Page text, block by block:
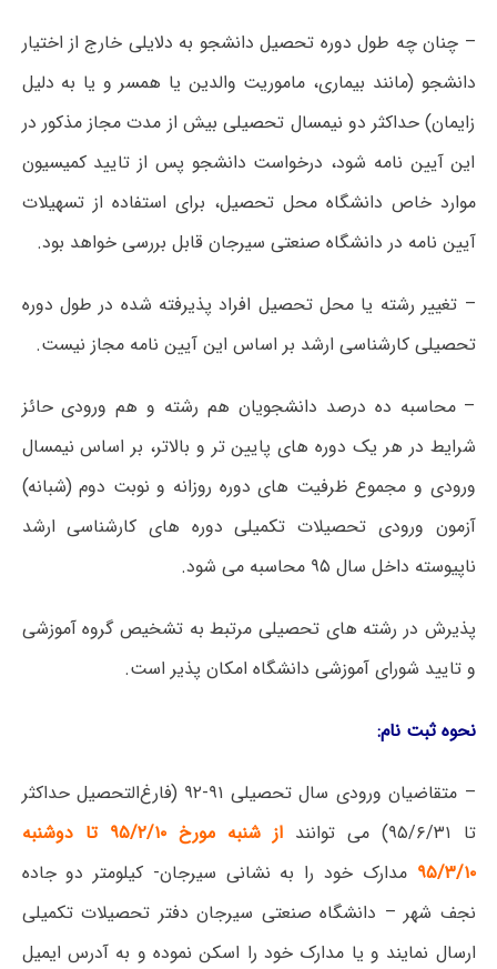
– چنان چه طول دوره تحصیل دانشجو به دلایلی خارج از اختیار
دانشجو (مانند بیماری، ماموریت والدین یا همسر و یا به دلیل
زایمان) حداکثر دو نیمسال تحصیلی بیش از مدت مجاز مذکور در
این آیین نامه شود، درخواست دانشجو پس از تایید کمیسیون
موارد خاص دانشگاه محل تحصیل، برای استفاده از تسهیلات
آیین نامه در دانشگاه صنعتی سیرجان قابل بررسی خواهد بود.
– تغییر رشته یا محل تحصیل افراد پذیرفته شده در طول دوره
تحصیلی کارشناسی ارشد بر اساس این آیین نامه مجاز نیست.
– محاسبه ده درصد دانشجویان هم رشته و هم ورودی حائز
شرایط در هر یک دوره های پایین تر و بالاتر، بر اساس نیمسال
ورودی و مجموع ظرفیت های دوره روزانه و نوبت دوم (شبانه)
آزمون ورودی تحصیلات تکمیلی دوره های کارشناسی ارشد
ناپیوسته داخل سال ۹۵ محاسبه می شود.
پذیرش در رشته های تحصیلی مرتبط به تشخیص گروه آموزشی
و تایید شورای آموزشی دانشگاه امکان پذیر است.
نحوه ثبت نام:
– متقاضیان ورودی سال تحصیلی ۹۱-۹۲ (فارغ‌التحصیل حداکثر
تا ۹۵/۶/۳۱) می توانند
از شنبه مورخ ۹۵/۲/۱۰ تا دوشنبه
۹۵/۳/۱۰ مدارک خود را به نشانی سیرجان- کیلومتر دو جاده
نجف شهر – دانشگاه صنعتی سیرجان دفتر تحصیلات تکمیلی
ارسال نمایند و یا مدارک خود را اسکن نموده و به آدرس ایمیل